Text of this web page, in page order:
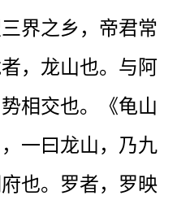
界之乡，帝君常
，龙山也。与阿
相交也。《龟山
一曰龙山，乃九
也。罗者，罗映